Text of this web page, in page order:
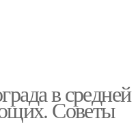
в средней
Советы